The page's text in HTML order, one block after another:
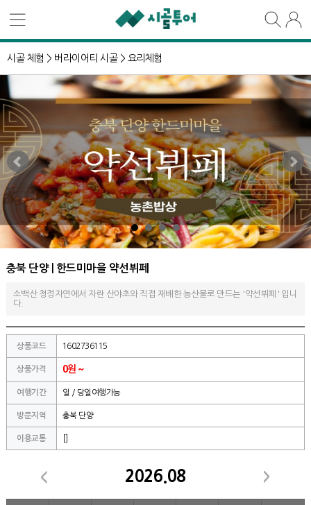
시골 체험 > 버라이어티 시골 > 요리체험
충북 단양 | 한드미마을 약선뷔페
소백산 청정자연에서 자란 산야초와 직접 재배한 농산물로 만드는 '약선뷔페' 입니
다.
상품코드 1602736115
상품가격 0원 ~
여행기간 일 / 당일여행가능
방문지역 충북 단양
이용교통
2026.08